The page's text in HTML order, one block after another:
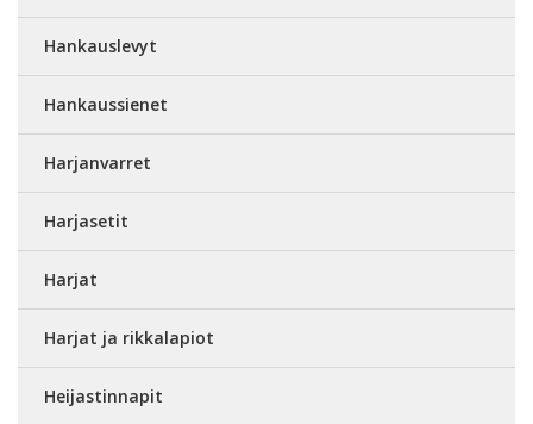
Hankauslevyt
Hankaussienet
Harjanvarret
Harjasetit
Harjat
Harjat ja rikkalapiot
Heijastinnapit